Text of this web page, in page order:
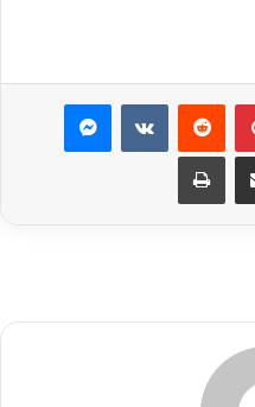
بينتيريست ماسنجر
مشاركة عبر البريد طباعة